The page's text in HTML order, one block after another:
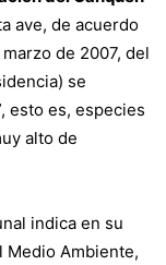
ave, de acuerdo
de 2007, del
se
esto es, especies
alto de
indica en su
Medio Ambiente,